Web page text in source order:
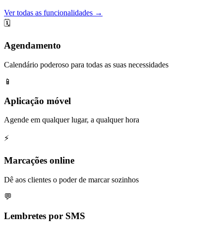
Ver todas as funcionalidades →
🗓️
Agendamento
Calendário poderoso para todas as suas necessidades
📱
Aplicação móvel
Agende em qualquer lugar, a qualquer hora
⚡️
Marcações online
Dê aos clientes o poder de marcar sozinhos
💬
Lembretes por SMS